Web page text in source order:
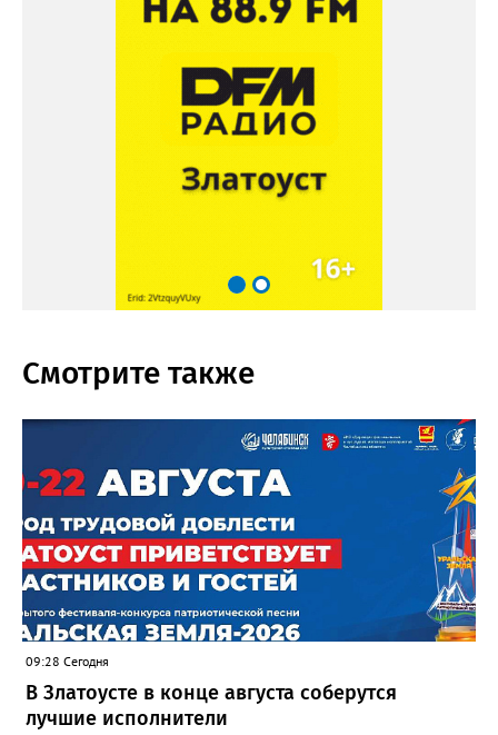
Смотрите также
09:28 Сегодня
В Златоусте в конце августа соберутся
лучшие исполнители